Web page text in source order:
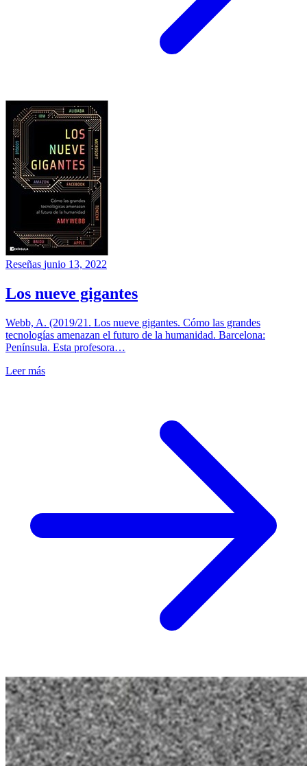
Reseñas junio 13, 2022
Los nueve gigantes
Webb, A. (2019/21. Los nueve gigantes. Cómo las grandes
tecnologías amenazan el futuro de la humanidad. Barcelona:
Península. Esta profesora…
Leer más